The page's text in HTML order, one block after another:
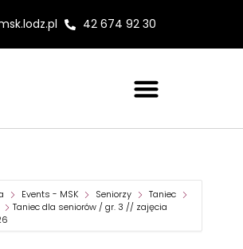
42 674 92 30
Events - MSK Seniorzy
Taniec
Taniec dla seniorów / gr. 3 // zajęcia